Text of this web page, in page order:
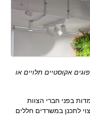
אקוסטיים תלויים או
בפני חברי הצוות
לתכנן במשרדים חללים